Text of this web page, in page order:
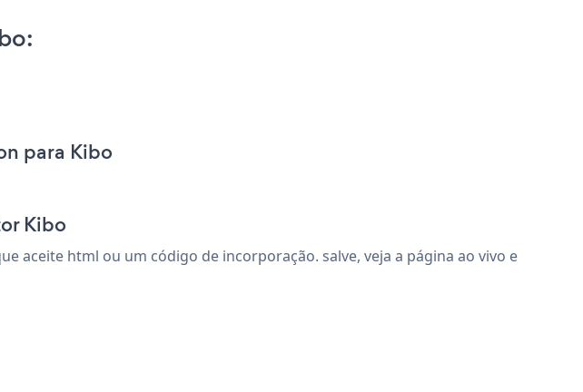
para Kibo
Kibo
aceite html ou um código de incorporação. salve, veja a página ao vivo e